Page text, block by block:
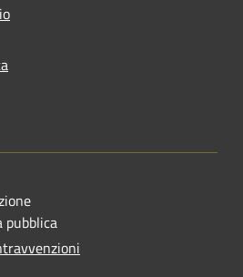
pubblica